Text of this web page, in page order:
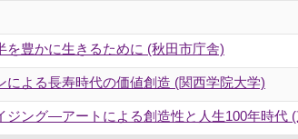
を豊かに生きるために (秋田市庁舎)
よる長寿時代の価値創造 (関西学院大学)
ジング―アートによる創造性と人生100年時代